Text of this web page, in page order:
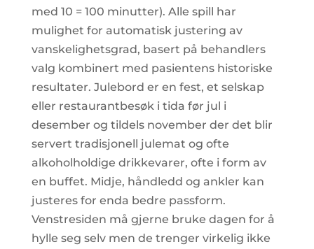
med 10 = 100 minutter). Alle spill har
mulighet for automatisk justering av
vanskelighetsgrad, basert på behandlers
valg kombinert med pasientens historiske
resultater. Julebord er en fest, et selskap
eller restaurantbesøk i tida før jul i
desember og tildels november der det blir
servert tradisjonell julemat og ofte
alkoholholdige drikkevarer, ofte i form av
en buffet. Midje, håndledd og ankler kan
justeres for enda bedre passform.
Venstresiden må gjerne bruke dagen for å
hylle seg selv men de trenger virkelig ikke